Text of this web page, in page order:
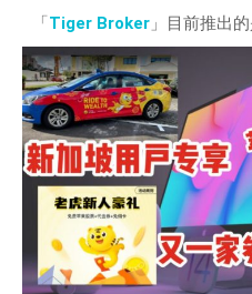
「Tiger Broker」目前推出